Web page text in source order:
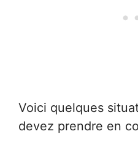
Voici quelques
devez prendre en